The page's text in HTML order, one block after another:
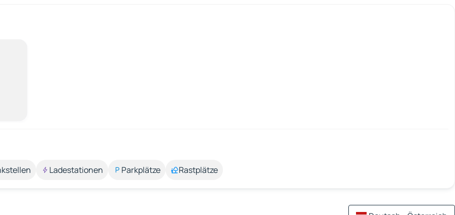
Ladestationen Parkplätze Rastplätze